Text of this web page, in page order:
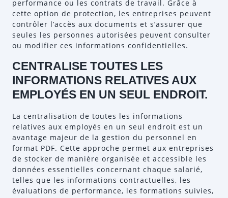
performance ou les contrats de travail. Grâce à
cette option de protection, les entreprises peuvent
contrôler l’accès aux documents et s’assurer que
seules les personnes autorisées peuvent consulter
ou modifier ces informations confidentielles.
CENTRALISE TOUTES LES
INFORMATIONS RELATIVES AUX
EMPLOYÉS EN UN SEUL ENDROIT.
La centralisation de toutes les informations
relatives aux employés en un seul endroit est un
avantage majeur de la gestion du personnel en
format PDF. Cette approche permet aux entreprises
de stocker de manière organisée et accessible les
données essentielles concernant chaque salarié,
telles que les informations contractuelles, les
évaluations de performance, les formations suivies,